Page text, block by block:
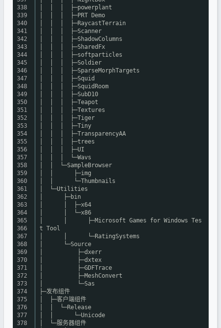
338
339
340
341
342
343
344
345
346
347
348
349
350
351
352
353
354
355
356
357
358
359
360
361
362
363
364
365
366
367
368
369
370
371
372
373
374
375
376
377
378
│ │ │ ├─powerplant
│ │ │ ├─PRT Demo
│ │ │ ├─RaycastTerrain
│ │ │ ├─Scanner
│ │ │ ├─ShadowColumns
│ │ │ ├─SharedFx
│ │ │ ├─softparticles
│ │ │ ├─Soldier
│ │ │ ├─SparseMorphTargets
│ │ │ ├─Squid
│ │ │ ├─SquidRoom
│ │ │ ├─SubD10
│ │ │ ├─Teapot
│ │ │ ├─Textures
│ │ │ ├─Tiger
│ │ │ ├─Tiny
│ │ │ ├─TransparencyAA
│ │ │ ├─trees
│ │ │ ├─UI
│ │ │ └─Wavs
│ │ └─SampleBrowser
│ │ ├─img
│ │ └─Thumbnails
│ └─Utilities
│ ├─bin
│ │ ├─x64
│ │ └─x86
│ │ ├─Microsoft Games for Windows Tes
t Tool
│ │ └─RatingSystems
│ └─Source
│ ├─dxerr
│ ├─dxtex
│ ├─GDFTrace
│ ├─MeshConvert
│ └─Sas
├─发布组件
│ ├─客户端组件
│ │ └─Release
│ │ └─Unicode
│ └─服务器组件